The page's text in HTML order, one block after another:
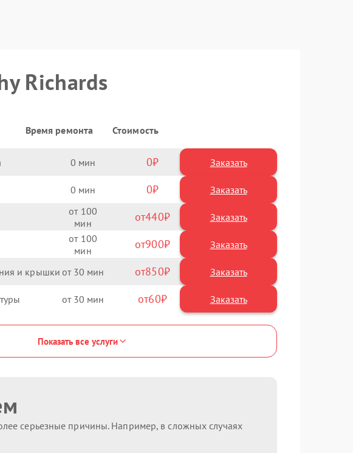
Richards
Время ремонта Стоимость
0 0 Заказать
0 0 Заказать
100 440
100 900
и крышки 30 850
30 60
Показать все услуги
серьезные причины. Например, в сложных случаях